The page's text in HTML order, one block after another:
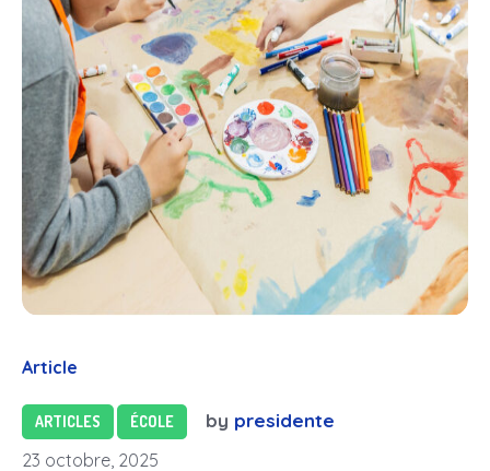
Article
ARTICLES ÉCOLE by presidente
23 octobre, 2025